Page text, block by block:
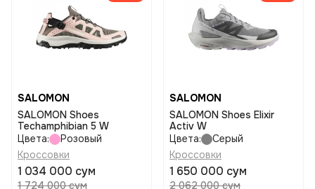
SALOMON
SALOMON Shoes
Techamphibian 5 W
Цвета:
Розовый
Кроссовки
1 034 000 сум
1 724 000 сум
SALOMON
SALOMON Shoes Elixir
Activ W
Цвета:
Серый
Кроссовки
1 650 000 сум
2 062 000 сум